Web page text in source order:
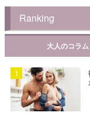
Ranking
大人のコラム